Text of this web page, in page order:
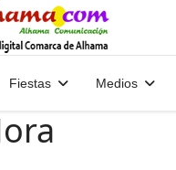
Fiestas Medios